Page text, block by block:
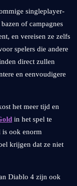
singleplayer-
of campagnes
en vereisen ze zelfs
spelers die andere
direct zullen
en eenvoudigere
het meer tijd en
in het spel te
is ook enorm
krijgen dat ze niet
Diablo 4 zijn ook